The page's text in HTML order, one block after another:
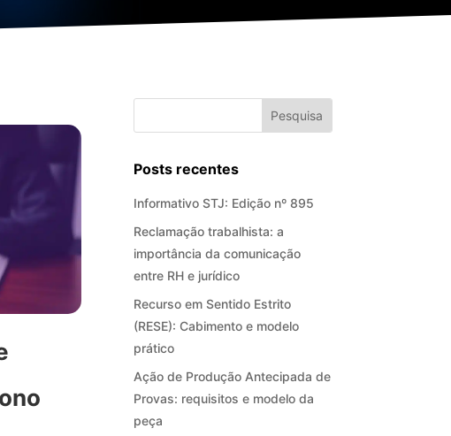
Posts recentes
Informativo STJ: Edição nº 895
Reclamação trabalhista: a
importância da comunicação
entre RH e jurídico
Recurso em Sentido Estrito
(RESE): Cabimento e modelo
prático
Ação de Produção Antecipada de
Provas: requisitos e modelo da
peça